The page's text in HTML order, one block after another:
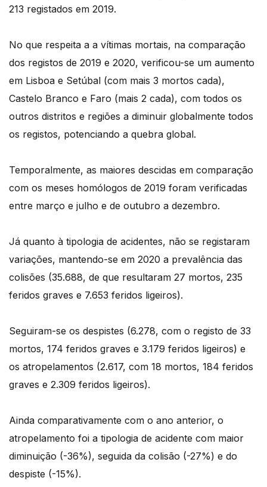
213 registados em 2019.
No que respeita a a vítimas mortais, na comparação
dos registos de 2019 e 2020, verificou-se um aumento
em Lisboa e Setúbal (com mais 3 mortos cada),
Castelo Branco e Faro (mais 2 cada), com todos os
outros distritos e regiões a diminuir globalmente todos
os registos, potenciando a quebra global.
Temporalmente, as maiores descidas em comparação
com os meses homólogos de 2019 foram verificadas
entre março e julho e de outubro a dezembro.
Já quanto à tipologia de acidentes, não se registaram
variações, mantendo-se em 2020 a prevalência das
colisões (35.688, de que resultaram 27 mortos, 235
feridos graves e 7.653 feridos ligeiros).
Seguiram-se os despistes (6.278, com o registo de 33
mortos, 174 feridos graves e 3.179 feridos ligeiros) e
os atropelamentos (2.617, com 18 mortos, 184 feridos
graves e 2.309 feridos ligeiros).
Ainda comparativamente com o ano anterior, o
atropelamento foi a tipologia de acidente com maior
diminuição (-36%), seguida da colisão (-27%) e do
despiste (-15%).